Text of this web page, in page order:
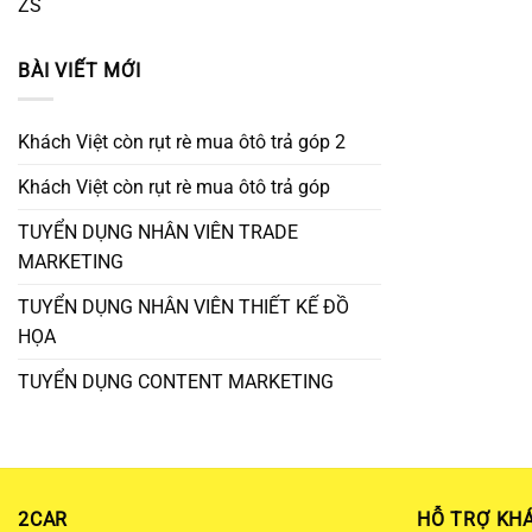
ZS
BÀI VIẾT MỚI
Khách Việt còn rụt rè mua ôtô trả góp 2
Khách Việt còn rụt rè mua ôtô trả góp
TUYỂN DỤNG NHÂN VIÊN TRADE
MARKETING
TUYỂN DỤNG NHÂN VIÊN THIẾT KẾ ĐỒ
HỌA
TUYỂN DỤNG CONTENT MARKETING
2CAR HỖ TRỢ